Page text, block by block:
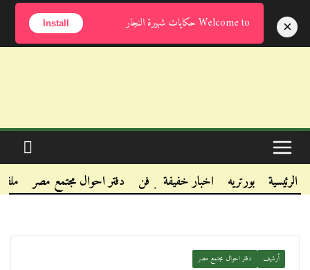
الجمعة, أغسطس 7, 2026
.
.
الرئيسية بورتريه اخبار خفيفة فن دفتر احوال مجتمع مصر
أرشيف دفتر احوال مجتمع مصر
Welcome to حكايات شهيرة النجار Install ×